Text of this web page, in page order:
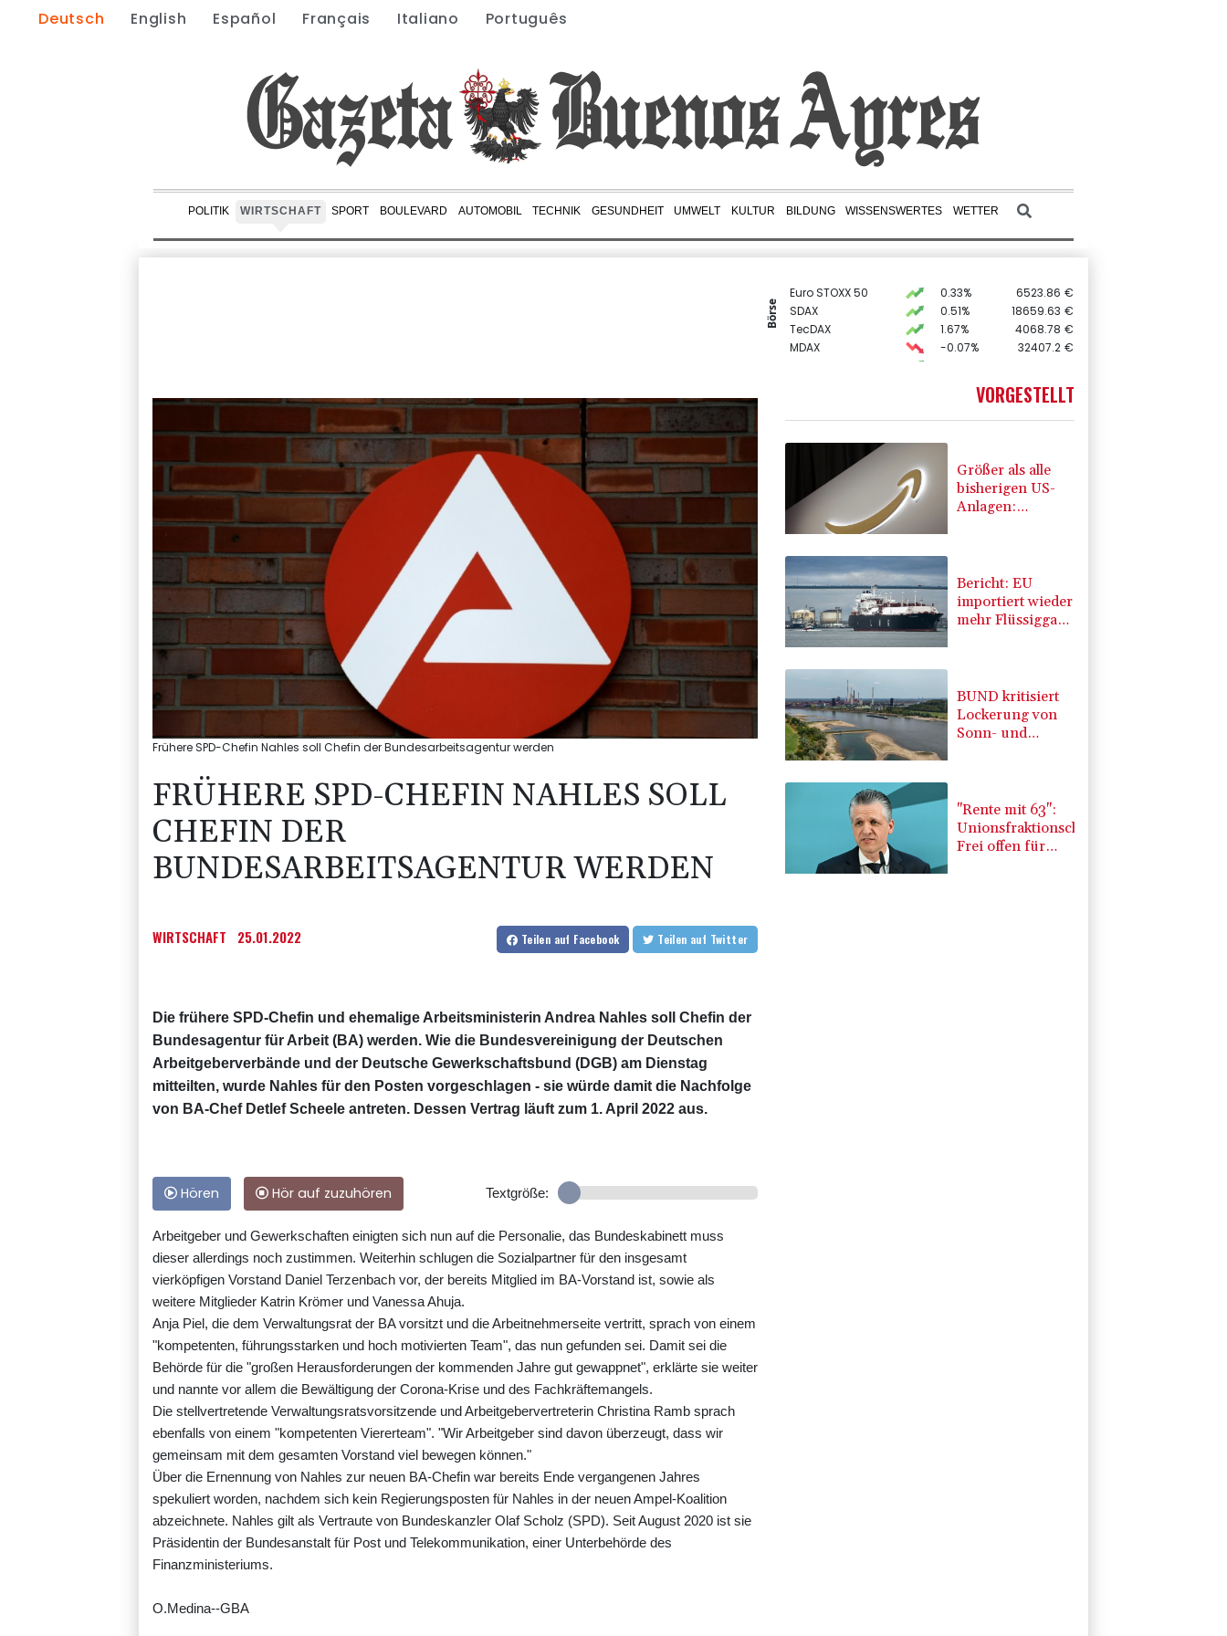
Deutsch English Español Français Italiano Português
POLITIK WIRTSCHAFT SPORT BOULEVARD AUTOMOBIL TECHNIK GESUNDHEIT UMWELT KULTUR BILDUNG WISSENSWERTES WETTER
Börse
Euro STOXX 50 0.33% 6523.86 €
SDAX
0.51% 18659.63 €
TecDAX
1.67% 4068.78 €
MDAX
-0.07% 32407.2 €
4399.7 $
1.1562 $
Frühere SPD-Chefin Nahles soll Chefin der Bundesarbeitsagentur werden
FRÜHERE SPD-CHEFIN NAHLES SOLL
CHEFIN DER
BUNDESARBEITSAGENTUR WERDEN
WIRTSCHAFT 25.01.2022 Teilen auf Facebook Teilen auf Twitter
Die frühere SPD-Chefin und ehemalige Arbeitsministerin Andrea Nahles soll Chefin der
Bundesagentur für Arbeit (BA) werden. Wie die Bundesvereinigung der Deutschen
Arbeitgeberverbände und der Deutsche Gewerkschaftsbund (DGB) am Dienstag
mitteilten, wurde Nahles für den Posten vorgeschlagen - sie würde damit die Nachfolge
von BA-Chef Detlef Scheele antreten. Dessen Vertrag läuft zum 1. April 2022 aus.
Hören Hör auf zuzuhören Textgröße:
Arbeitgeber und Gewerkschaften einigten sich nun auf die Personalie, das Bundeskabinett muss
dieser allerdings noch zustimmen. Weiterhin schlugen die Sozialpartner für den insgesamt
vierköpfigen Vorstand Daniel Terzenbach vor, der bereits Mitglied im BA-Vorstand ist, sowie als
weitere Mitglieder Katrin Krömer und Vanessa Ahuja.
Anja Piel, die dem Verwaltungsrat der BA vorsitzt und die Arbeitnehmerseite vertritt, sprach von einem
"kompetenten, führungsstarken und hoch motivierten Team", das nun gefunden sei. Damit sei die
Behörde für die "großen Herausforderungen der kommenden Jahre gut gewappnet", erklärte sie weiter
und nannte vor allem die Bewältigung der Corona-Krise und des Fachkräftemangels.
Die stellvertretende Verwaltungsratsvorsitzende und Arbeitgebervertreterin Christina Ramb sprach
ebenfalls von einem "kompetenten Viererteam". "Wir Arbeitgeber sind davon überzeugt, dass wir
gemeinsam mit dem gesamten Vorstand viel bewegen können."
Über die Ernennung von Nahles zur neuen BA-Chefin war bereits Ende vergangenen Jahres
spekuliert worden, nachdem sich kein Regierungsposten für Nahles in der neuen Ampel-Koalition
abzeichnete. Nahles gilt als Vertraute von Bundeskanzler Olaf Scholz (SPD). Seit August 2020 ist sie
Präsidentin der Bundesanstalt für Post und Telekommunikation, einer Unterbehörde des
Finanzministeriums.
O.Medina--GBA
VORGESTELLT
Größer als alle
bisherigen US-
Anlagen:
riesiges
Gaskraftwerk
Bericht: EU
importiert wieder
mehr Flüssiggas
BUND kritisiert
Lockerung von
Sonn- und
"Rente mit 63":
Unionsfraktionschef
Frei offen für